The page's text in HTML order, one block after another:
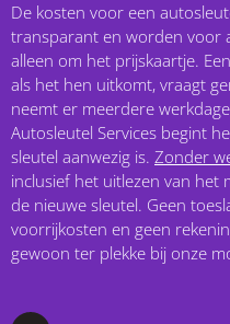
De kosten voor een
transparant en worden voor
alleen om het prijskaartje.
als het hen uitkomt, vraagt
neemt er meerdere
Autosleutel Services begint
sleutel aanwezig is. Zonder
inclusief het uitlezen van
de nieuwe sleutel. Geen
voorrijkosten en geen
gewoon ter plekke bij onze